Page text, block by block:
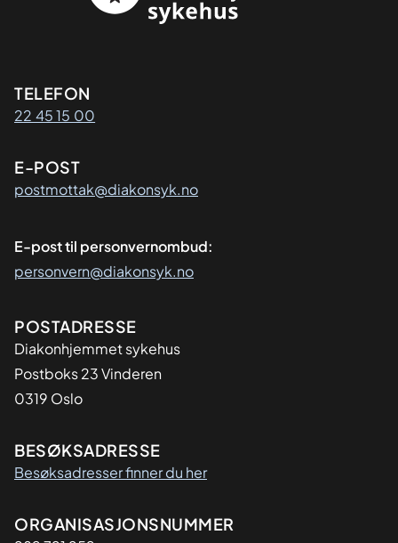
Kontaktinformasjon
TELEFON
22 45 15 00
E-POST
postmottak@diakonsyk.no
E-post til personvernombud:
personvern@diakonsyk.no
Adresse
POSTADRESSE
Diakonhjemmet sykehus
Postboks 23 Vinderen
0319 Oslo
BESØKSADRESSE
Besøksadresser finner du her
Organisasjon
ORGANISASJONSNUMMER